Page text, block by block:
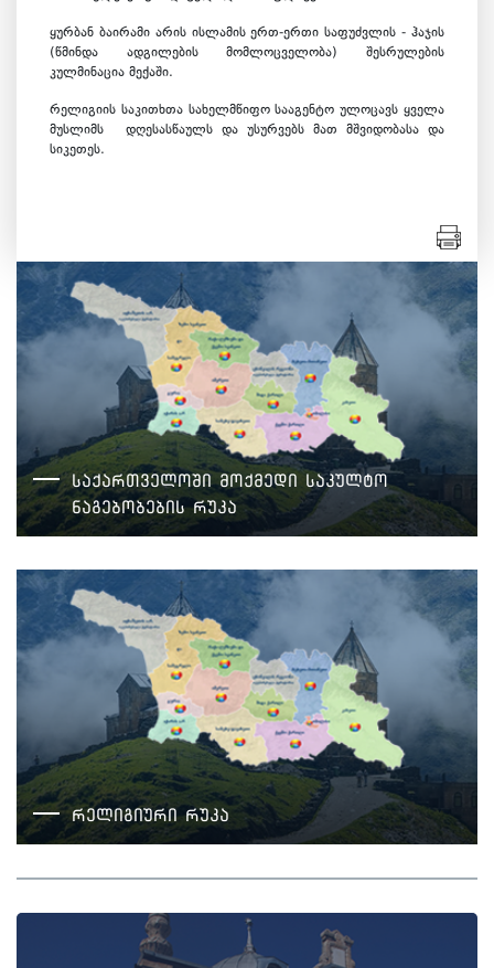
ყურბან ბაირამი არის ისლამის ერთ-ერთი საფუძვლის - ჰაჯის
(წმინდა ადგილების მომლოცველობა) შესრულების
კულმინაცია მექაში.
რელიგიის საკითხთა სახელმწიფო სააგენტო ულოცავს ყველა
მუსლიმს დღესასწაულს და უსურვებს მათ მშვიდობასა და
სიკეთეს.
საქართველოში მოქმედი საკულტო
ნაგებობების რუკა
რელიგიური რუკა